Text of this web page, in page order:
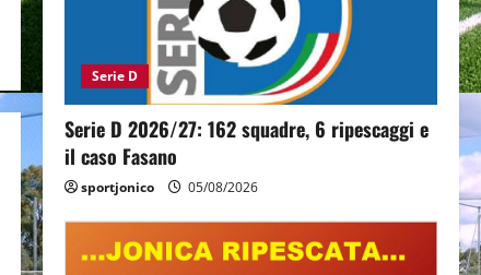
Serie D
Serie D 2026/27: 162 squadre, 6 ripescaggi e
il caso Fasano
sportjonico 05/08/2026